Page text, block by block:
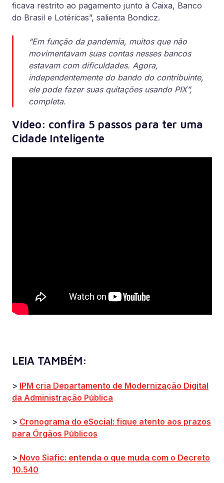
ficava restrito ao pagamento junto à Caixa, Banco
do Brasil e Lotéricas”, salienta Bondicz.
“Em função da pandemia, muitos que não
movimentavam suas contas nesses bancos
estavam com dificuldades. Agora,
independentemente do bando do contribuinte,
ele pode fazer suas quitações usando PIX”,
completa.
Vídeo: confira 5 passos para ter uma
Cidade Inteligente
LEIA TAMBÉM:
> IPM cria Departamento de Modernização Digital
da Administração Pública
> Cronograma do eSocial: fique atento aos prazos
para Órgãos Públicos
> Novo Siafic: entenda o que muda com o Decreto
10.540